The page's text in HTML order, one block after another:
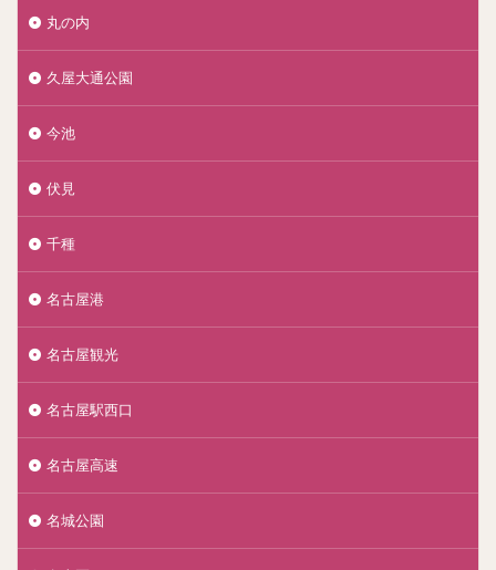
丸の内
久屋大通公園
今池
伏見
千種
名古屋港
名古屋観光
名古屋駅西口
名古屋高速
名城公園